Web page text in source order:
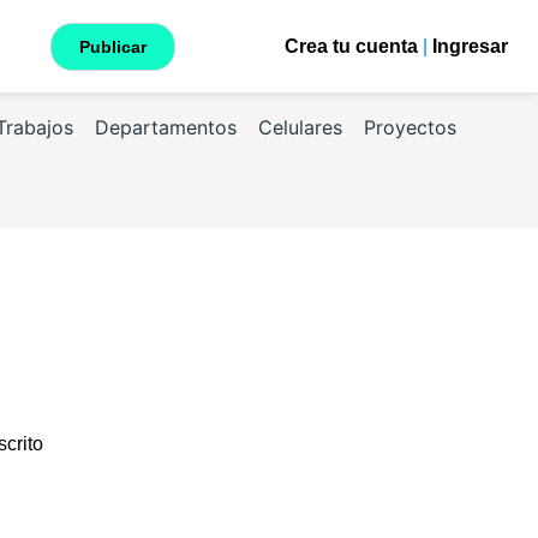
Publicar Crea tu cuenta| Ingresar
Departamentos Celulares Proyectos